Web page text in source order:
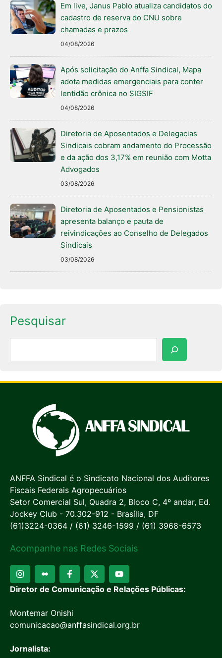
Em live, Janus Pablo atualiza candidatos do
cadastro de reserva do CNU sobre
chamadas e prazos
04/08/2026
Após solicitação do Anffa Sindical, Mapa
adota medidas emergenciais para conter
lentidão crônica no SIGSIF
04/08/2026
Diretoria de Aposentados e Delegacias
Sindicais cobram andamento do Processão
e da ação dos 3,17% em reunião com Motta
Advogados
03/08/2026
Diretoria de Aposentados e Pensionistas
apresenta balanço e pauta de
reivindicações ao Conselho de Delegados
Sindicais
03/08/2026
Pesquisar
ANFFA Sindical é o Sindicato Nacional dos Auditores
Fiscais Federais Agropecuários
Setor Comercial Sul, Quadra 2, Bloco C, 4º andar, Ed.
Jockey Club - 70.302-912 - Brasília, DF
(61)3224-0364 / (61) 3246-1599 / (61) 3968-6573
Acompanhe nas Redes Sociais
Diretor de Comunicação e Relações Públicas:
Montemar Onishi
comunicacao@anffasindical.org.br
Jornalista: